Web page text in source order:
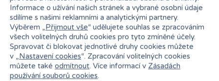
Doprava zdarma od
1500 Kč
Rezervace na prodejně
zdarma
Informace o užívání našich stránek a vybrané osobní údaje
sdílíme s našimi reklamními a analytickými partnery.
Výběrem „Přijmout vše“ udělujete souhlas se zpracováním
všech volitelných druhů cookies pro tyto zmíněné účely.
Spravovat či blokovat jednotlivé druhy cookies můžete
v „Nastavení cookies“. Zpracování volitelných cookies
můžete také odmítnout. Více informací v Zásadách
používání souborů cookies.